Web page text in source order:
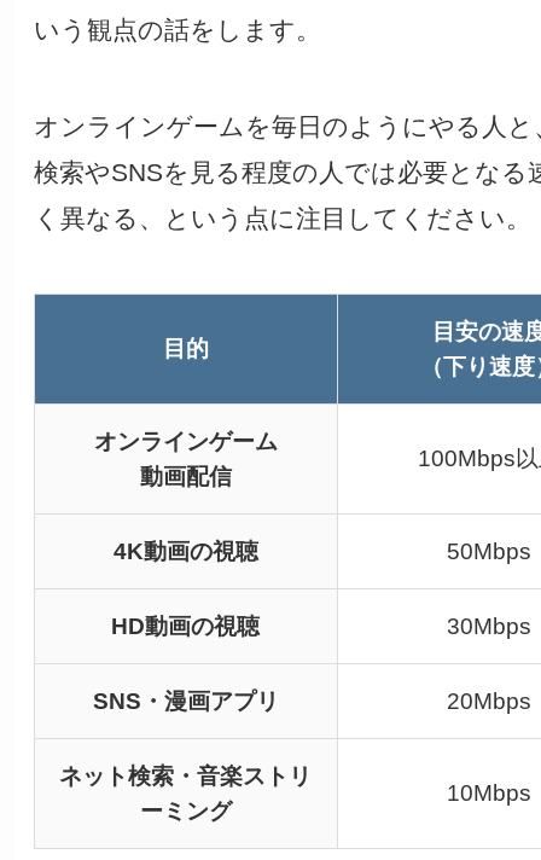
いう観点の話をします。
オンラインゲームを毎日のようにやる人
検索やSNSを見る程度の人では必要となる
く異なる、という点に注目してください。
目的
目安の速
（下り速
オンラインゲーム
動画配信
100Mbps
4K動画の視聴 50Mbps
HD動画の視聴 30Mbps
SNS・漫画アプリ 20Mbps
ネット検索・音楽ストリ
ーミング
10Mbps